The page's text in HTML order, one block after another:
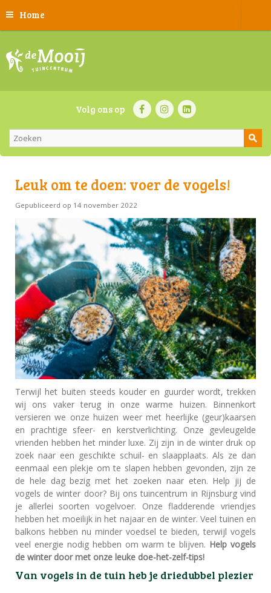
Home
Volg ons op
Leuk om te doen: voer de vogels!
Gepubliceerd op 14 november 2022
Terwijl het buiten steeds kouder en guurder wordt, trekken
wij ons vaker terug in onze warme huizen. Binnenkort
versieren we onze huizen weer met heerlijke (geur)kaarsen
en prachtige sfeer- en kerstverlichting. Onze gevleugelde
vrienden hebben het minder luxe. Zij zijn in de winter druk op
zoek naar een geschikte schuil- en slaapplaats. Als ze dan
eenmaal een plekje om te slapen hebben gevonden, zijn ze
de hele dag bezig met het zoeken naar eten. Help jij de
vogels de winter door? Bij ons tuincentrum in Rijnsburg vind
je allerlei soorten vogelvoer. Onze fladderende vriendjes
hebben het moeilijk in het najaar en de winter. Veel tuinen en
balkons hebben nu minder voedsel te bieden, terwijl vogels
veel energie nodig hebben om warm te blijven. Help vogels
de winter door met onze leuke doe-het-zelf-tips!
Van vogels in de tuin heb je driedubbel plezier